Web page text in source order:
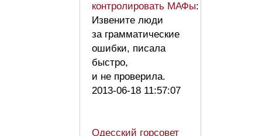
контролировать МАФы:
Извените люди
за грамматические
ошибки, писала
быстро,
и не проверила.
2013-06-18 11:57:07
Одесский горсовет